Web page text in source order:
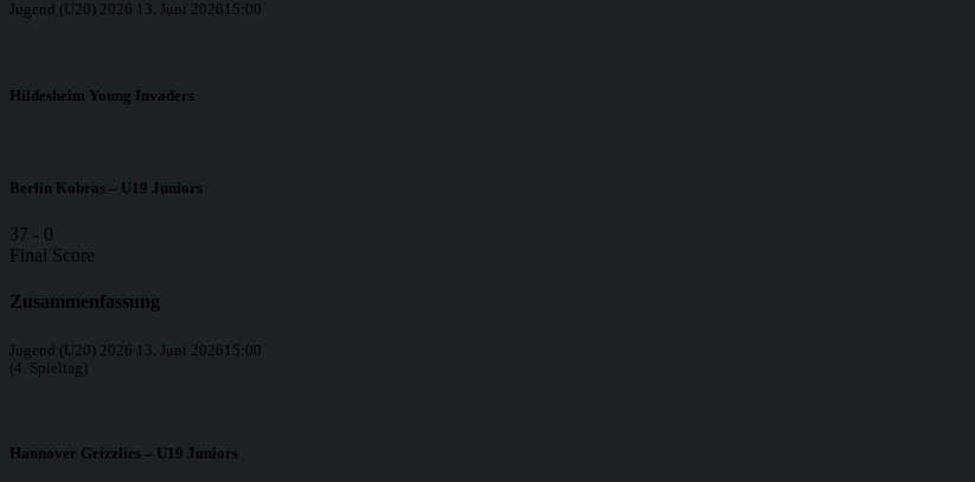
Jugend (U20) 2026 13. Juni 2026 15:00
Hildesheim Young Invaders
Berlin Kobras – U19 Juniors
37 - 0
Final Score
Zusammenfassung
Jugend (U20) 2026 13. Juni 2026 15:00
(4. Spieltag)
Hannover Grizzlies – U19 Juniors